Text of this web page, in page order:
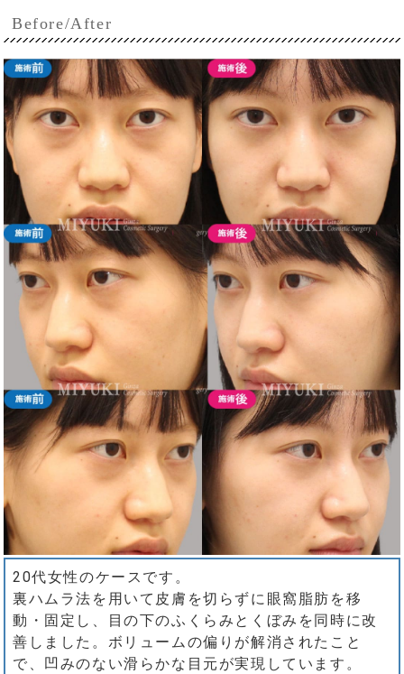
Before/After
20代女性のケースです。
裏ハムラ法を用いて皮膚を切らずに眼窩脂肪を移
動・固定し、目の下のふくらみとくぼみを同時に改
善しました。ボリュームの偏りが解消されたこと
で、凹みのない滑らかな目元が実現しています。